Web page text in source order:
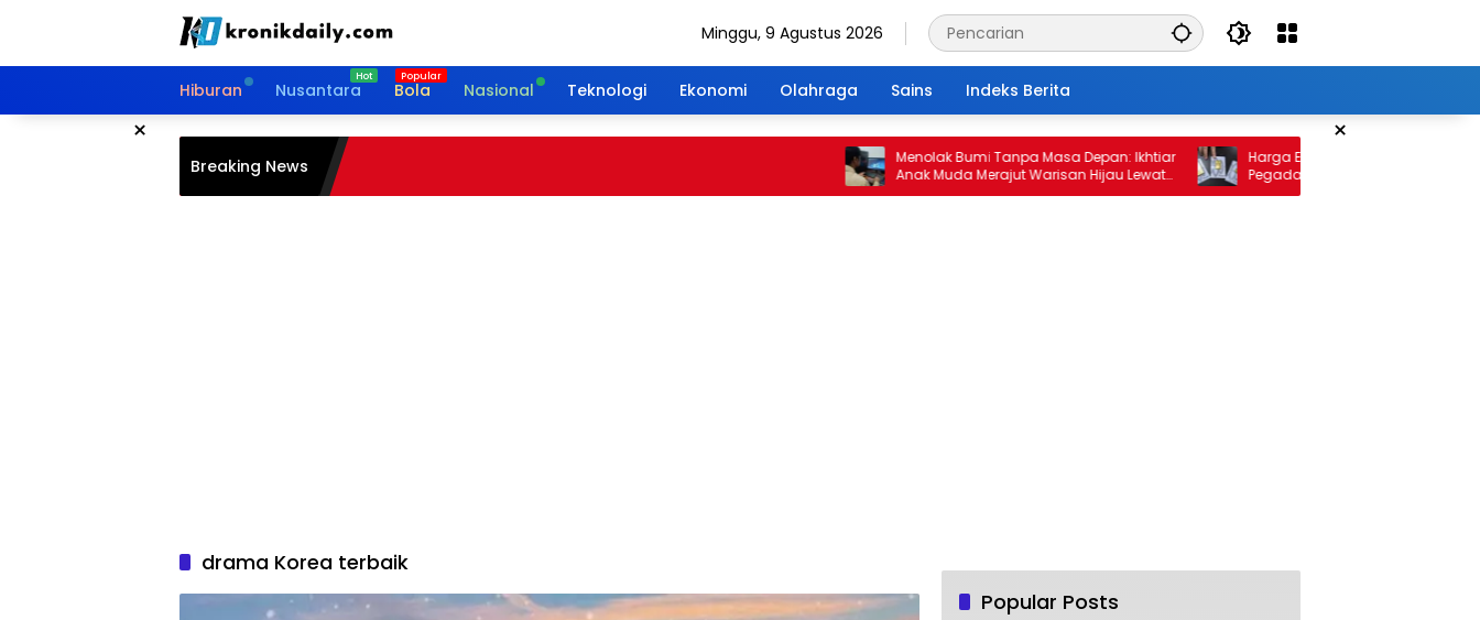
Minggu, 9 Agustus 2026
Hiburan Nusantara Bola Nasional Teknologi Ekonomi Olahraga Sains Indeks Berita
× ×
Breaking News
Menolak Bumi Tanpa Masa Depan: Ikhtiar
Anak Muda Merajut Warisan Hijau Lewat
Portal Waktu
Harga Emas 10 Februari 2026: Antam
Pegadaian Kembali Melonjak
drama Korea terbaik
Popular Posts